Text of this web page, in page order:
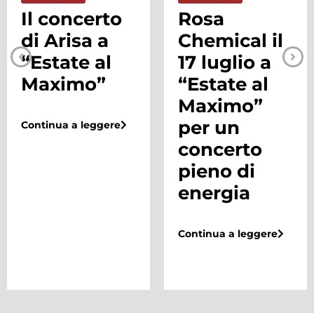
Il concerto
di Arisa a
“Estate al
Maximo”
Continua a leggere
Rosa
Chemical il
17 luglio a
“Estate al
Maximo”
per un
concerto
pieno di
energia
Continua a leggere